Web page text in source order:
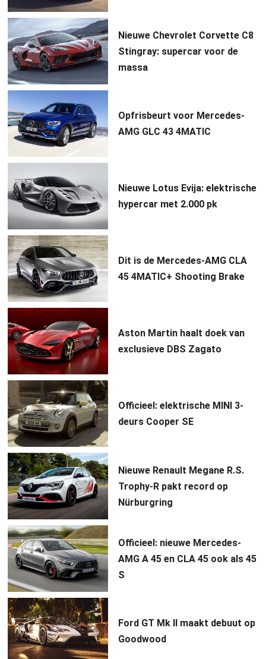
Nieuwe Chevrolet Corvette C8
Stingray: supercar voor de
massa
Opfrisbeurt voor Mercedes-
AMG GLC 43 4MATIC
Nieuwe Lotus Evija: elektrische
hypercar met 2.000 pk
Dit is de Mercedes-AMG CLA
45 4MATIC+ Shooting Brake
Aston Martin haalt doek van
exclusieve DBS Zagato
Officieel: elektrische MINI 3-
deurs Cooper SE
Nieuwe Renault Megane R.S.
Trophy-R pakt record op
Nürburgring
Officieel: nieuwe Mercedes-
AMG A 45 en CLA 45 ook als 45
S
Ford GT Mk II maakt debuut op
Goodwood